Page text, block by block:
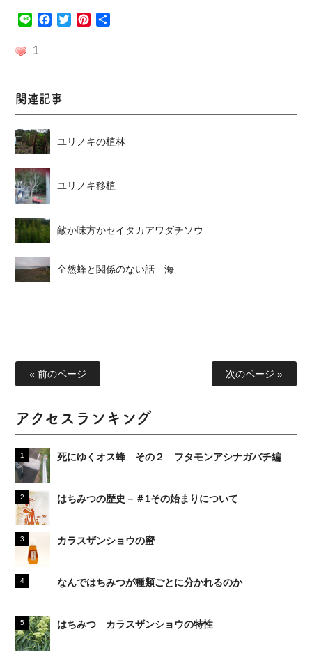
Line Facebook
TwitterPinterest
1
関連記事
ユリノキの植林
ユリノキ移植
敵か味方かセイタカアワダチソウ
全然蜂と関係のない話 海
« 前のページ 次のページ »
アクセスランキング
死にゆくオス蜂 その２ フタモンアシナガバチ編
はちみつの歴史－＃1その始まりについて
カラスザンショウの蜜
なんではちみつが種類ごとに分かれるのか
はちみつ カラスザンショウの特性